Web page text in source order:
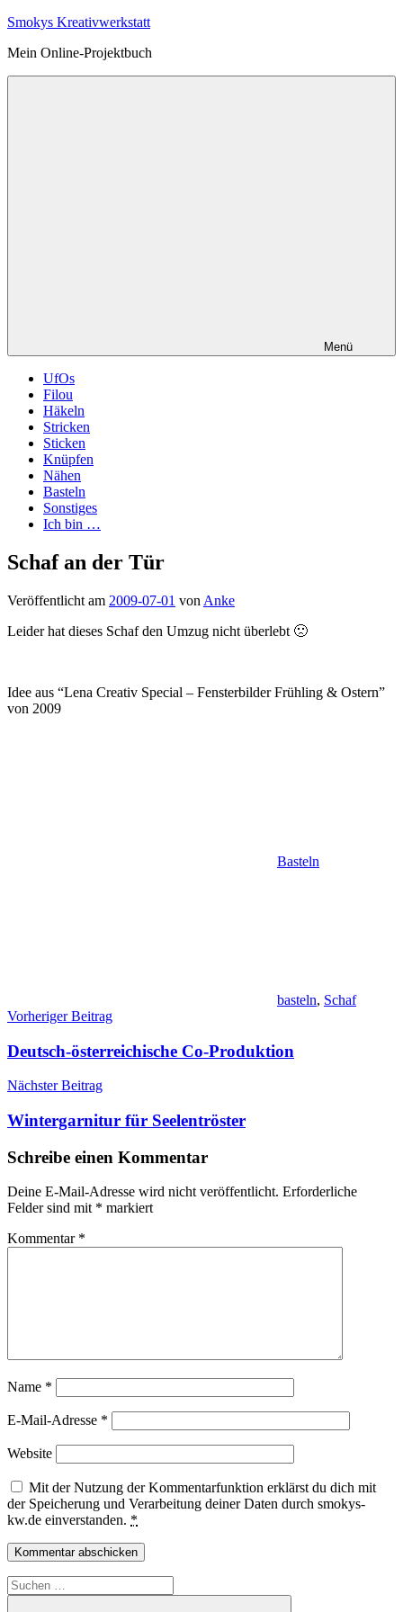
Zum
springen
Smokys Kreativwerkstatt
Mein Online-Projektbuch
Menü
UfOs
Filou
Häkeln
Stricken
Sticken
Knüpfen
Nähen
Basteln
Sonstiges
Ich bin …
Schaf an der Tür
Veröffentlicht am 2009-07-01 von Anke
Leider hat dieses Schaf den Umzug nicht überlebt 🙁
Idee aus “Lena Creativ Special – Fensterbilder Frühling & Ostern”
von 2009
Basteln
basteln, Schaf
Beitragsnavigation
Vorheriger Beitrag
Deutsch-österreichische Co-Produktion
Nächster Beitrag
Wintergarnitur für Seelentröster
Schreibe einen Kommentar
Deine E-Mail-Adresse wird nicht veröffentlicht. Erforderliche
Felder sind mit * markiert
Kommentar *
Name *
E-Mail-Adresse *
Website
Mit der Nutzung der Kommentarfunktion erklärst du dich mit
der Speicherung und Verarbeitung deiner Daten durch smokys-
kw.de einverstanden. *
Suchen
nach: